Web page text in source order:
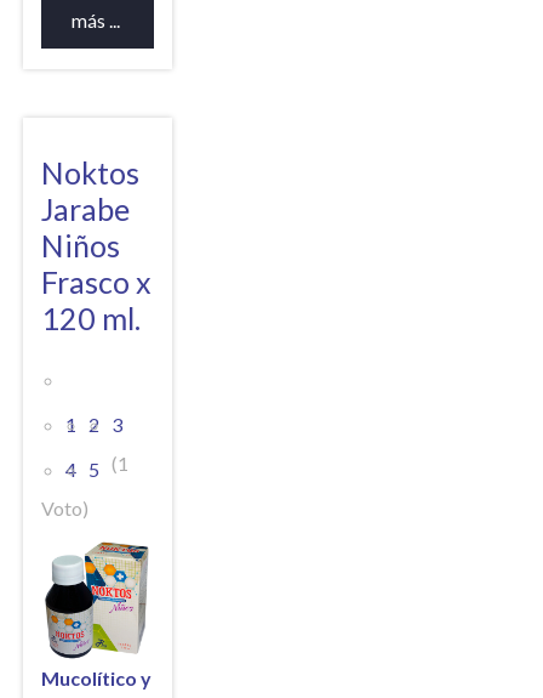
más ...
Noktos
Jarabe
Niños
Frasco x
120 ml.
1 2
3
4 5
(1
Voto)
Mucolítico y